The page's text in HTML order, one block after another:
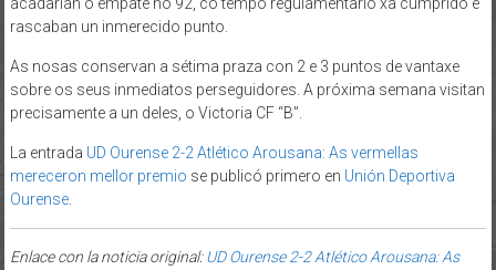
rascaban un inmerecido punto.
As nosas conservan a sétima praza con 2 e 3 puntos de vantaxe
sobre os seus inmediatos perseguidores. A próxima semana visitan
precisamente a un deles, o Victoria CF “B”.
La entrada UD Ourense 2-2 Atlético Arousana: As vermellas
mereceron mellor premio se publicó primero en Unión Deportiva
Ourense.
Enlace con la noticia original:UD Ourense 2-2 Atlético Arousana: As